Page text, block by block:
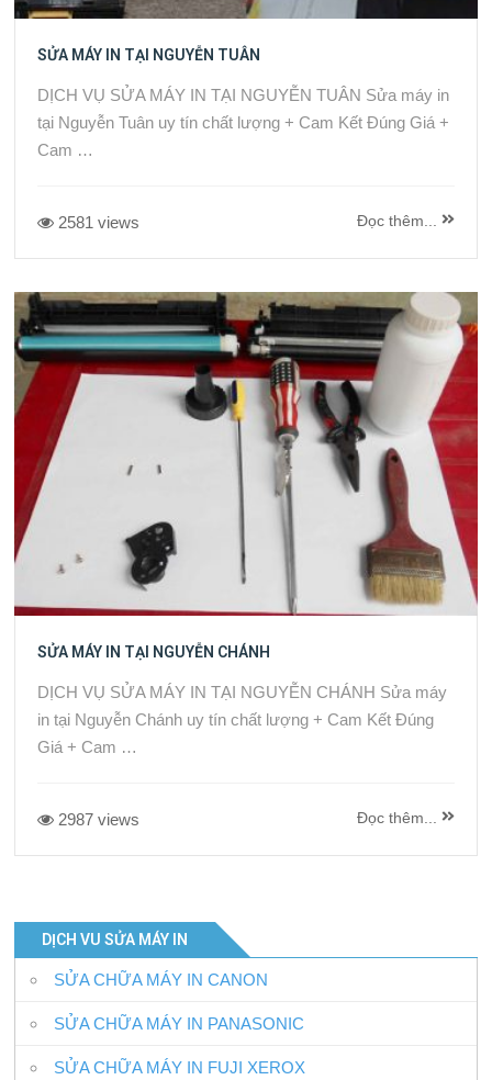
SỬA MÁY IN TẠI NGUYỄN TUÂN
DỊCH VỤ SỬA MÁY IN TẠI NGUYỄN TUÂN Sửa máy in
tại Nguyễn Tuân uy tín chất lượng + Cam Kết Đúng Giá +
Cam …
2581 views Đọc thêm...
SỬA MÁY IN TẠI NGUYỄN CHÁNH
DỊCH VỤ SỬA MÁY IN TẠI NGUYỄN CHÁNH Sửa máy
in tại Nguyễn Chánh uy tín chất lượng + Cam Kết Đúng
Giá + Cam …
2987 views Đọc thêm...
DỊCH VU SỬA MÁY IN
SỬA CHỮA MÁY IN CANON
SỬA CHỮA MÁY IN PANASONIC
SỬA CHỮA MÁY IN FUJI XEROX